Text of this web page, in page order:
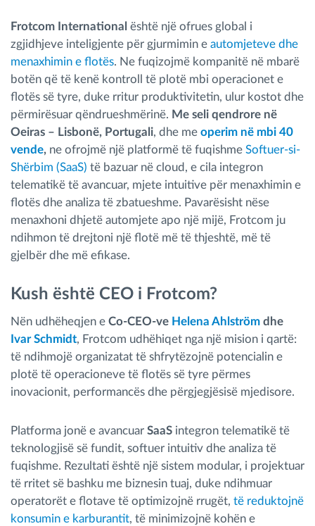
Frotcom International është një ofrues global i
zgjidhjeve inteligjente për gjurmimin e automjeteve dhe
menaxhimin e flotës. Ne fuqizojmë kompanitë në mbarë
botën që të kenë kontroll të plotë mbi operacionet e
flotës së tyre, duke rritur produktivitetin, ulur kostot dhe
përmirësuar qëndrueshmërinë. Me seli qendrore në
Oeiras – Lisbonë, Portugali, dhe me operim në mbi 40
vende, ne ofrojmë një platformë të fuqishme Softuer-si-
Shërbim (SaaS) të bazuar në cloud, e cila integron
telematikë të avancuar, mjete intuitive për menaxhimin e
flotës dhe analiza të zbatueshme. Pavarësisht nëse
menaxhoni dhjetë automjete apo një mijë, Frotcom ju
ndihmon të drejtoni një flotë më të thjeshtë, më të
gjelbër dhe më efikase.
Kush është CEO i Frotcom?
Nën udhëheqjen e Co-CEO-ve Helena Ahlström dhe
Ivar Schmidt, Frotcom udhëhiqet nga një mision i qartë:
të ndihmojë organizatat të shfrytëzojnë potencialin e
plotë të operacioneve të flotës së tyre përmes
inovacionit, performancës dhe përgjegjësisë mjedisore.
Platforma jonë e avancuar SaaS integron telematikë të
teknologjisë së fundit, softuer intuitiv dhe analiza të
fuqishme. Rezultati është një sistem modular, i projektuar
të rritet së bashku me biznesin tuaj, duke ndihmuar
operatorët e flotave të optimizojnë rrugët, të reduktojnë
konsumin e karburantit, të minimizojnë kohën e